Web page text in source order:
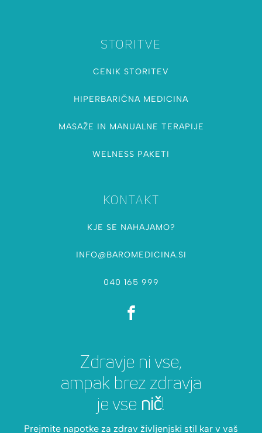
STORITVE
CENIK STORITEV
HIPERBARIČNA MEDICINA
MASAŽE IN MANUALNE TERAPIJE
WELNESS PAKETI
KONTAKT
KJE SE NAHAJAMO?
INFO@BAROMEDICINA.SI
040 165 999
Zdravje ni vse,
ampak brez zdravja
je vse nič!
Prejmite napotke za zdrav življenjski stil kar v vaš